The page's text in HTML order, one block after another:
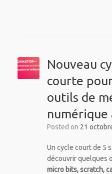
Nouveau
courte
outils de
numérique
Posted on 21
Un cycle court de 5
découvrir quelques
micro bits, scratch,